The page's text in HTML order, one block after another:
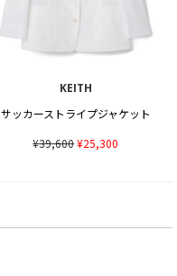
KEITH
サッカーストライプジャケット
¥39,600¥25,300